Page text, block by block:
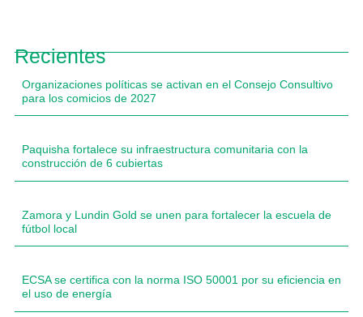
Recientes
Organizaciones políticas se activan en el Consejo Consultivo
para los comicios de 2027
Paquisha fortalece su infraestructura comunitaria con la
construcción de 6 cubiertas
Zamora y Lundin Gold se unen para fortalecer la escuela de
fútbol local
ECSA se certifica con la norma ISO 50001 por su eficiencia en
el uso de energía